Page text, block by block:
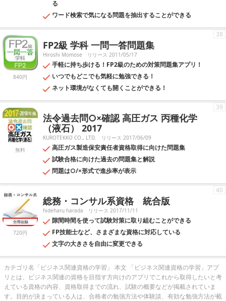
る
ワード検索で気になる問題を抽出することができる
840円
FP2級 学科 一問一答問題集
Hiroshi Momose リリース 2011/05/17
手軽に持ち歩ける！FP2級のための対策問題集アプリ！
いつでもどこでも気軽に勉強できる！
ネット環境がなくても開くことができる！
38
無料
法令過去問○×確認 高圧ガス 丙種化学
（液石） 2017
KUROTEKKO CO., LTD. リリース 2017/06/09
高圧ガス製造保安責任者資格取得に向けた問題集
試験合格に向けた過去の問題集と解説
問題は○/×形式で進歩率が表示
39
720円
総務・コンサル系資格 統合版
hideharu harada リリース 2017/11/11
隙間時間を使って試験対策に取り組むことができる
FP技能士など、さまざまな資格に対応している
文字の大きさを自由に変更できる
40
カテゴリ名「ビジネス関連資格の学習」 本文 「ビジネス関連資格の学習」アプ
リとは、ビジネス関連の資格を目指す方向けのアプリでこれから取得したいと考
えている資格の内容、資格取得までの流れ、試験の概要などが掲載されていま
す。目的が決まっている人は、合格者の勉強方法や体験談、有効な勉強方法が載